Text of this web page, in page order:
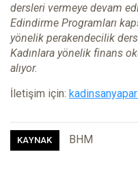
dersleri vermeye devam
Edindirme Programları
yönelik perakendecilik
Kadınlara yönelik finans
alıyor.
İletişim için:
KAYNAK BHM